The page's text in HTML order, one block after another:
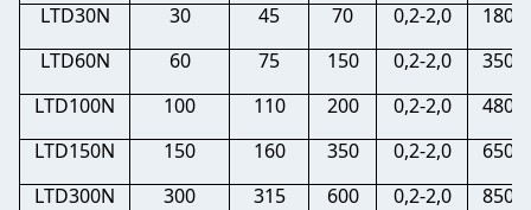
LTD30N
30 45 70 0,2-2,0
1800
LTD60N
60 75 150 0,2-2,0
3500
LTD100N
100 110 200 0,2-2,0
4800
LTD150N
150 160 350 0,2-2,0
6500
LTD300N
300 315 600 0,2-2,0
8500